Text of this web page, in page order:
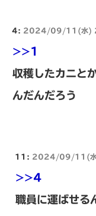
4: 2024/09/11(水)
>>1
収穫したカニと
んだんだろう
11: 2024/09/11(
>>4
職員に運ばせる